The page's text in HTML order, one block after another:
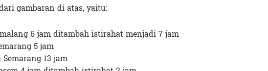
gambaran di atas, yaitu:
6 jam ditambah istirahat menjadi 7 jam
5 jam
13 jam